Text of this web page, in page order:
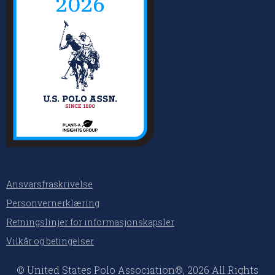
Ansvarsfraskrivelse
Personvernerklæring
Retningslinjer for informasjonskapsler
Vilkår og betingelser
© United States Polo Association®, 2026 All Rights